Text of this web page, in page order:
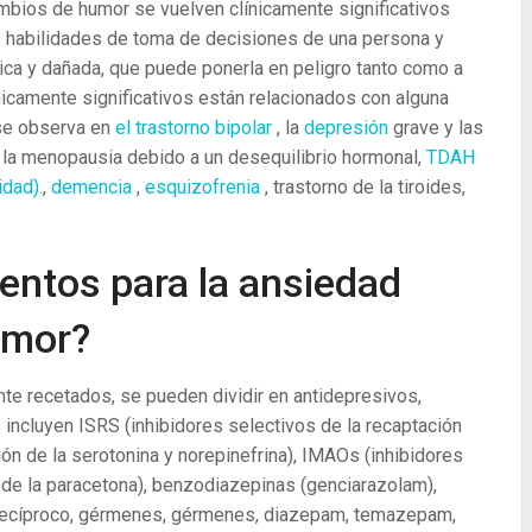
de humor se vuelven clínicamente significativos
de toma de decisiones de una persona y
y dañada, que puede ponerla en peligro tanto como a
significativos están relacionados con alguna
observa en el trastorno bipolar , la depresión grave y las
menopausia debido a un desequilibrio hormonal, TDAH
, demencia , esquizofrenia , trastorno de la tiroides,
para la ansiedad
recetados, se pueden dividir en antidepresivos,
ISRS (inhibidores selectivos de la recaptación
de la serotonina y norepinefrina), IMAOs (inhibidores
la paracetona), benzodiazepinas (genciarazolam),
gérmenes, gérmenes, diazepam, temazepam,